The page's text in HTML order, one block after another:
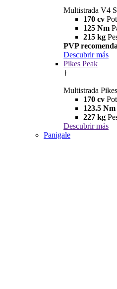
Multistrada V4 S
170 cv
125 Nm
215 kg
PVP
Descubrir más
Pikes Peak
}
Multistrada
170 cv
123.5 Nm
227 kg
Descubrir más
Panigale